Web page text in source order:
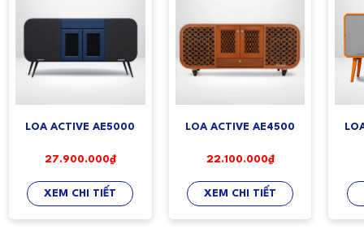
LOA ACTIVE AE5000
27.900.000₫
XEM CHI TIẾT
LOA ACTIVE AE4500
22.100.000₫
XEM CHI TIẾT